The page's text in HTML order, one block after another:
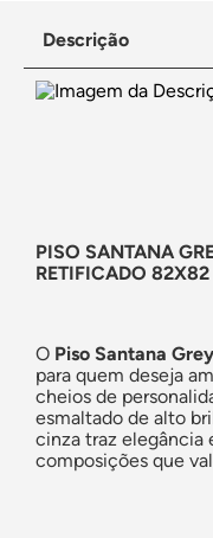
Descrição
PISO SANTANA
RETIFICADO
O Piso Santana
para quem deseja
cheios de
esmaltado de alto
cinza traz elegância
composições que